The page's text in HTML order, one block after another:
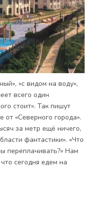
«с видом на воду»,
всего один
стоит». Так пишут
«Северного города».
за метр ещё ничего,
фантастики». «Что
переплачивать?» Нам
сегодня едем на